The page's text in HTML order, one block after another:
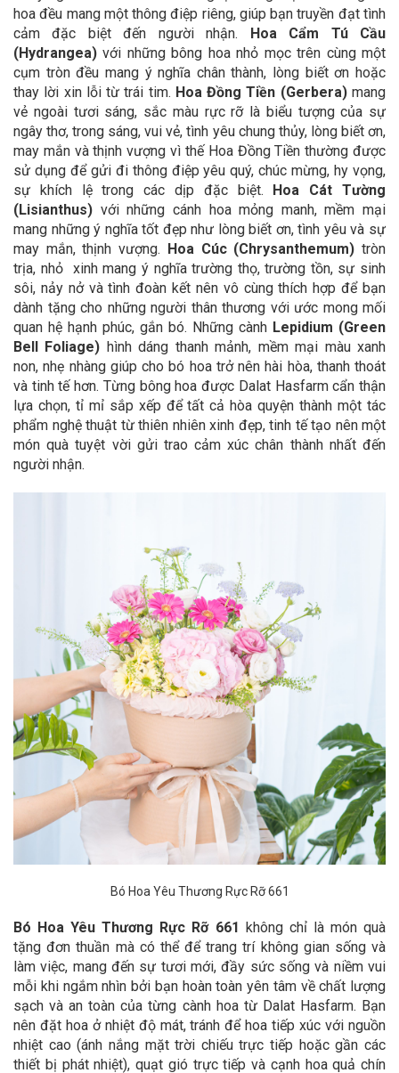
hoa đều mang một thông điệp riêng, giúp bạn truyền đạt tình
cảm đặc biệt đến người nhận. Hoa Cẩm Tú Cầu
(Hydrangea) với những bông hoa nhỏ mọc trên cùng một
cụm tròn đều mang ý nghĩa chân thành, lòng biết ơn hoặc
thay lời xin lỗi từ trái tim. Hoa Đồng Tiền (Gerbera)mang
vẻ ngoài tươi sáng, sắc màu rực rỡ là biểu tượng của sự
ngây thơ, trong sáng, vui vẻ, tình yêu chung thủy, lòng biết ơn,
may mắn và thịnh vượng vì thế Hoa Đồng Tiền thường được
sử dụng để gửi đi thông điệp yêu quý, chúc mừng, hy vọng,
sự khích lệ trong các dịp đặc biệt. Hoa Cát Tường
(Lisianthus) với những cánh hoa mỏng manh, mềm mại
mang những ý nghĩa tốt đẹp như lòng biết ơn, tình yêu và sự
may mắn, thịnh vượng. Hoa Cúc (Chrysanthemum)tròn
trịa, nhỏ xinh mang ý nghĩa trường thọ, trường tồn, sự sinh
sôi, nảy nở và tình đoàn kết nên vô cùng thích hợp để bạn
dành tặng cho những người thân thương với ước mong mối
quan hệ hạnh phúc, gắn bó. Những cành Lepidium (Green
Bell Foliage) hình dáng thanh mảnh, mềm mại màu xanh
non, nhẹ nhàng giúp cho bó hoa trở nên hài hòa, thanh thoát
và tinh tế hơn. Từng bông hoa được Dalat Hasfarm cẩn thận
lựa chọn, tỉ mỉ sắp xếp để tất cả hòa quyện thành một tác
phẩm nghệ thuật từ thiên nhiên xinh đẹp, tinh tế tạo nên một
món quà tuyệt vời gửi trao cảm xúc chân thành nhất đến
người nhận.
Bó Hoa Yêu Thương Rực Rỡ 661
Bó Hoa Yêu Thương Rực Rỡ 661 không chỉ là món quà
tặng đơn thuần mà có thể để trang trí không gian sống và
làm việc, mang đến sự tươi mới, đầy sức sống và niềm vui
mỗi khi ngắm nhìn bởi bạn hoàn toàn yên tâm về chất lượng
sạch và an toàn của từng cành hoa từ Dalat Hasfarm. Bạn
nên đặt hoa ở nhiệt độ mát, tránh để hoa tiếp xúc với nguồn
nhiệt cao (ánh nắng mặt trời chiếu trực tiếp hoặc gần các
thiết bị phát nhiệt), quạt gió trực tiếp và cạnh hoa quả chín